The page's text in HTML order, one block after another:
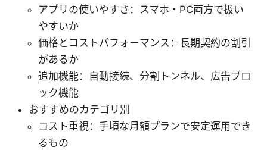
アプリの使いやすさ：スマホ・PC両方で扱い
やすいか
価格とコストパフォーマンス：長期契約の割引
があるか
追加機能：自動接続、分割トンネル、広告ブロ
ック機能
おすすめのカテゴリ別
コスト重視：手頃な月額プランで安定運用でき
るもの